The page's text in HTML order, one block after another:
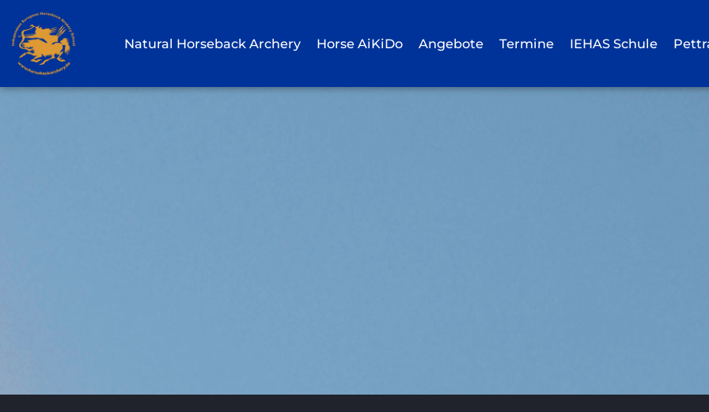
Inhalt
springen
Natural Horseback Archery Horse AiKiDo Angebote Termine IEHAS Schule